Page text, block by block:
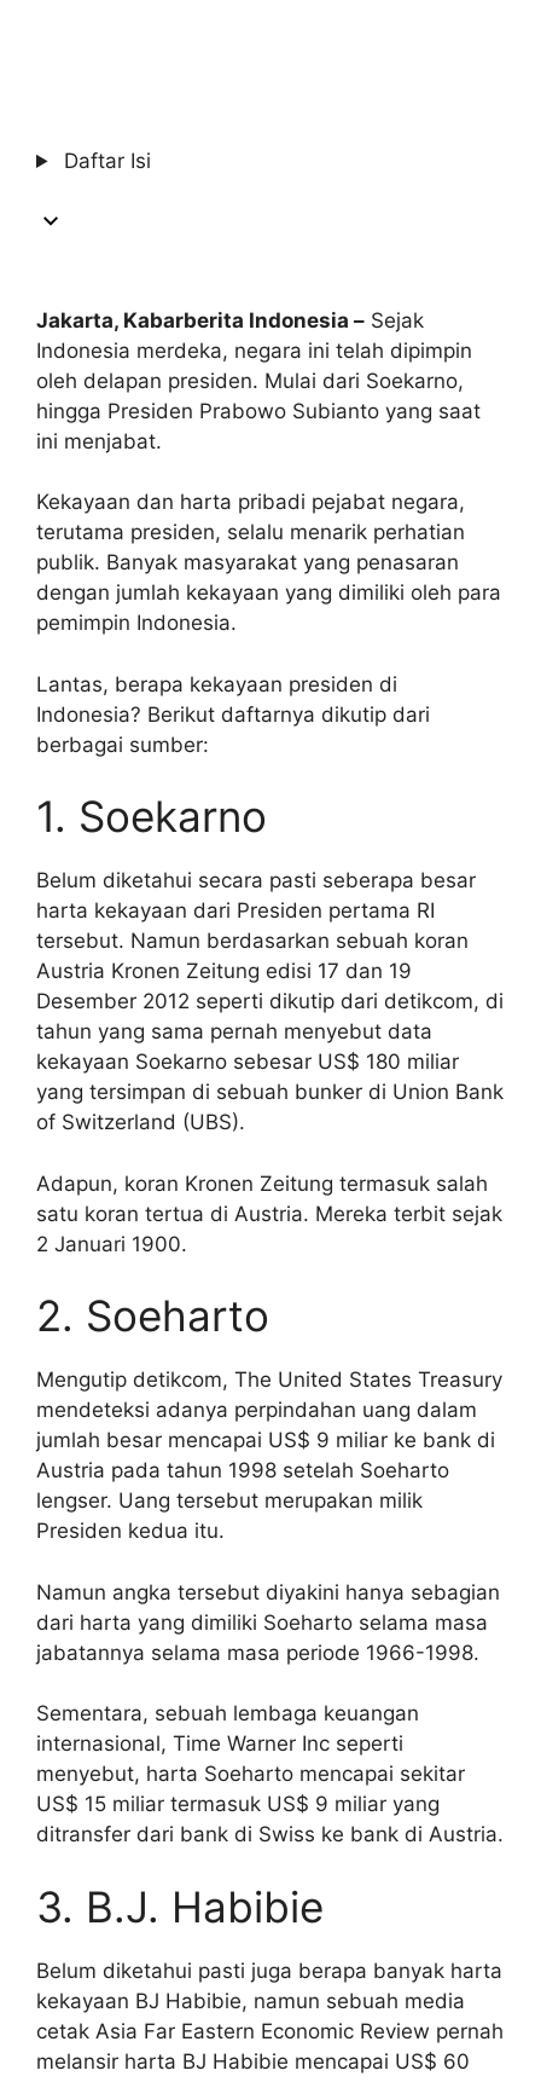
Daftar Isi
Jakarta, Kabarberita Indonesia – Sejak
Indonesia merdeka, negara ini telah dipimpin
oleh delapan presiden. Mulai dari Soekarno,
hingga Presiden Prabowo Subianto yang saat
ini menjabat.
Kekayaan dan harta pribadi pejabat negara,
terutama presiden, selalu menarik perhatian
publik. Banyak masyarakat yang penasaran
dengan jumlah kekayaan yang dimiliki oleh para
pemimpin Indonesia.
Lantas, berapa kekayaan presiden di
Indonesia? Berikut daftarnya dikutip dari
berbagai sumber:
1. Soekarno
Belum diketahui secara pasti seberapa besar
harta kekayaan dari Presiden pertama RI
tersebut. Namun berdasarkan sebuah koran
Austria Kronen Zeitung edisi 17 dan 19
Desember 2012 seperti dikutip dari detikcom, di
tahun yang sama pernah menyebut data
kekayaan Soekarno sebesar US$ 180 miliar
yang tersimpan di sebuah bunker di Union Bank
of Switzerland (UBS).
Adapun, koran Kronen Zeitung termasuk salah
satu koran tertua di Austria. Mereka terbit sejak
2 Januari 1900.
2. Soeharto
Mengutip detikcom, The United States Treasury
mendeteksi adanya perpindahan uang dalam
jumlah besar mencapai US$ 9 miliar ke bank di
Austria pada tahun 1998 setelah Soeharto
lengser. Uang tersebut merupakan milik
Presiden kedua itu.
Namun angka tersebut diyakini hanya sebagian
dari harta yang dimiliki Soeharto selama masa
jabatannya selama masa periode 1966-1998.
Sementara, sebuah lembaga keuangan
internasional, Time Warner Inc seperti
menyebut, harta Soeharto mencapai sekitar
US$ 15 miliar termasuk US$ 9 miliar yang
ditransfer dari bank di Swiss ke bank di Austria.
3. B.J. Habibie
Belum diketahui pasti juga berapa banyak harta
kekayaan BJ Habibie, namun sebuah media
cetak Asia Far Eastern Economic Review pernah
melansir harta BJ Habibie mencapai US$ 60